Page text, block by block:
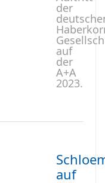
der
auf
der
A+A
2023.
auf